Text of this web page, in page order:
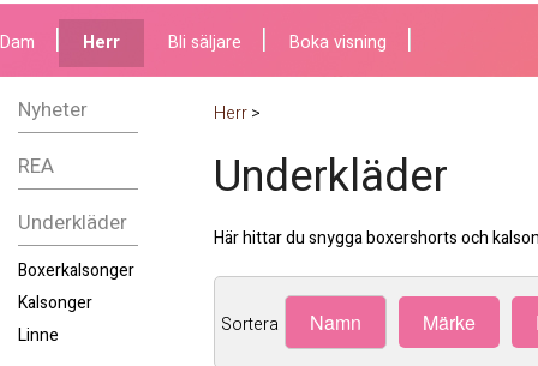
Dam Herr Bli säljare Boka visning
Nyheter
REA
Underkläder
Boxerkalsonger
Kalsonger
Linne
Herr>
Underkläder
Här hittar du snygga boxershorts och
Sortera Namn Märke